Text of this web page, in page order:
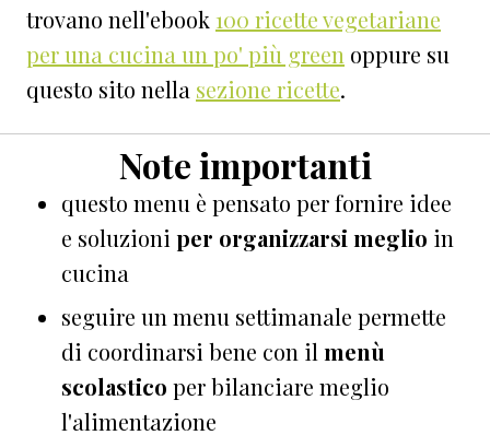
trovano nell'ebook 100 ricette vegetariane
per una cucina un po' più green oppure su
questo sito nella sezione ricette.
Note importanti
questo menu è pensato per fornire idee
e soluzioni per organizzarsi meglio in
cucina
seguire un menu settimanale permette
di coordinarsi bene con il menù
scolastico per bilanciare meglio
l'alimentazione